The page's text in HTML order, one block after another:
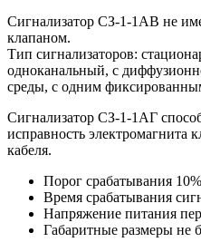
Сигнализатор СЗ-1-1АВ не
клапаном.
Тип сигнализаторов:
одноканальный, с
среды, с одним
Сигнализатор СЗ-1-1АГ
исправность электромагнита
кабеля.
Порог срабатывания
Время срабатывания
Напряжение питания
Габаритные размеры не